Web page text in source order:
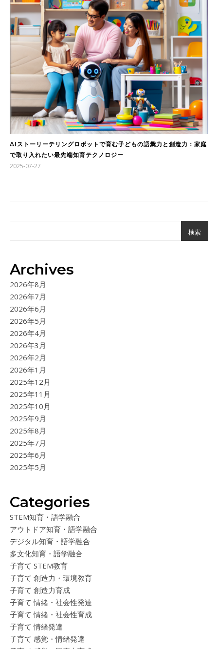
AIストーリーテリングロボットで育む子どもの語彙力と創造力：家庭
で取り入れたい最先端知育テクノロジー
2025-07-27
検索
Archives
2026年8月
2026年7月
2026年6月
2026年5月
2026年4月
2026年3月
2026年2月
2026年1月
2025年12月
2025年11月
2025年10月
2025年9月
2025年8月
2025年7月
2025年6月
2025年5月
Categories
STEM知育・語学融合
アウトドア知育・語学融合
デジタル知育・語学融合
多文化知育・語学融合
子育て STEM教育
子育て 創造力・環境教育
子育て 創造力育成
子育て 情緒・社会性発達
子育て 情緒・社会性育成
子育て 情緒発達
子育て 感覚・情緒発達